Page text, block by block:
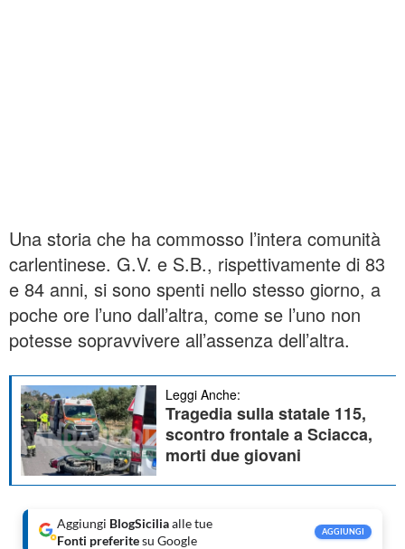
Una storia che ha commosso l’intera comunità
carlentinese. G.V. e S.B., rispettivamente di 83
e 84 anni, si sono spenti nello stesso giorno, a
poche ore l’uno dall’altra, come se l’uno non
potesse sopravvivere all’assenza dell’altra.
Leggi Anche:
Tragedia sulla statale 115,
scontro frontale a Sciacca,
morti due giovani
Aggiungi BlogSiciliaalle tue
Fonti preferitesu Google
AGGIUNGI